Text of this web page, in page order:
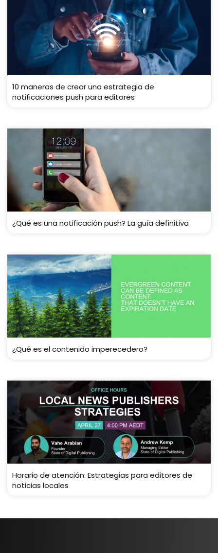
10 maneras de crear una estrategia de
notificaciones push para editores
¿Qué es una notificación push? La guía definitiva
¿Qué es el contenido imperecedero?
Horario de atención: Estrategias para editores de
noticias locales